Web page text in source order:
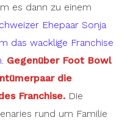
es dann zu einem
Ehepaar Sonja
das wacklige Franchise
Gegenüber Foot Bowl
die
Franchise. Die
rund um Familie